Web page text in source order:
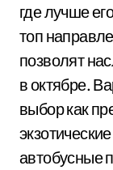
где лучше
топ
позволят
в октябре.
выбор как
автобусные